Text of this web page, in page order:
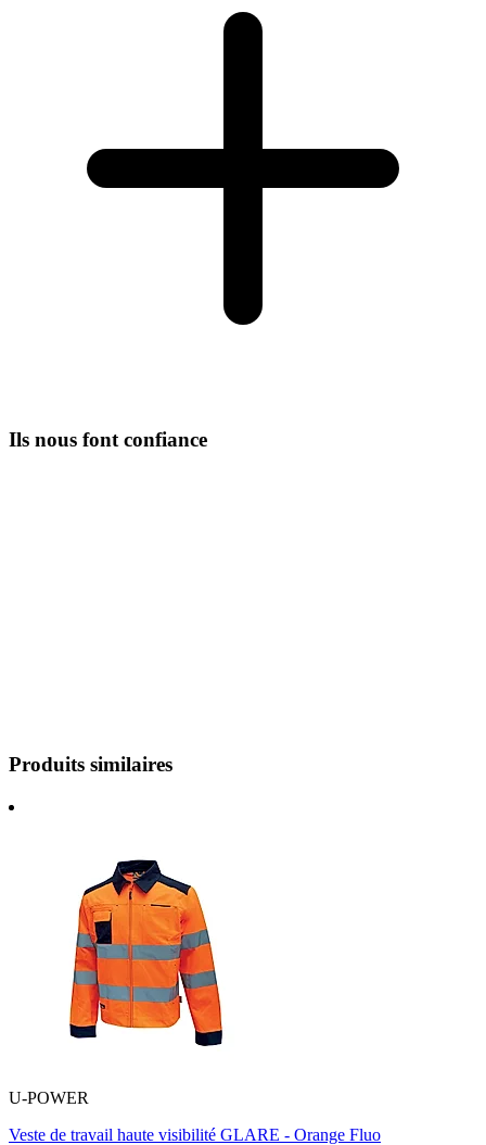
Ils nous font confiance
Produits similaires
U-POWER
Veste de travail haute visibilité GLARE - Orange Fluo